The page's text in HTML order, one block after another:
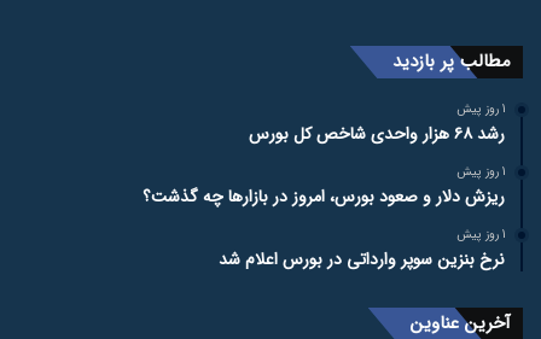
مطالب پر بازدید
1 روز پیش
رشد ۶۸ هزار واحدی شاخص کل بورس
1 روز پیش
ریزش دلار و صعود بورس، امروز در بازارها چه گذشت؟
1 روز پیش
نرخ بنزین سوپر وارداتی در بورس اعلام شد
آخرین عناوین